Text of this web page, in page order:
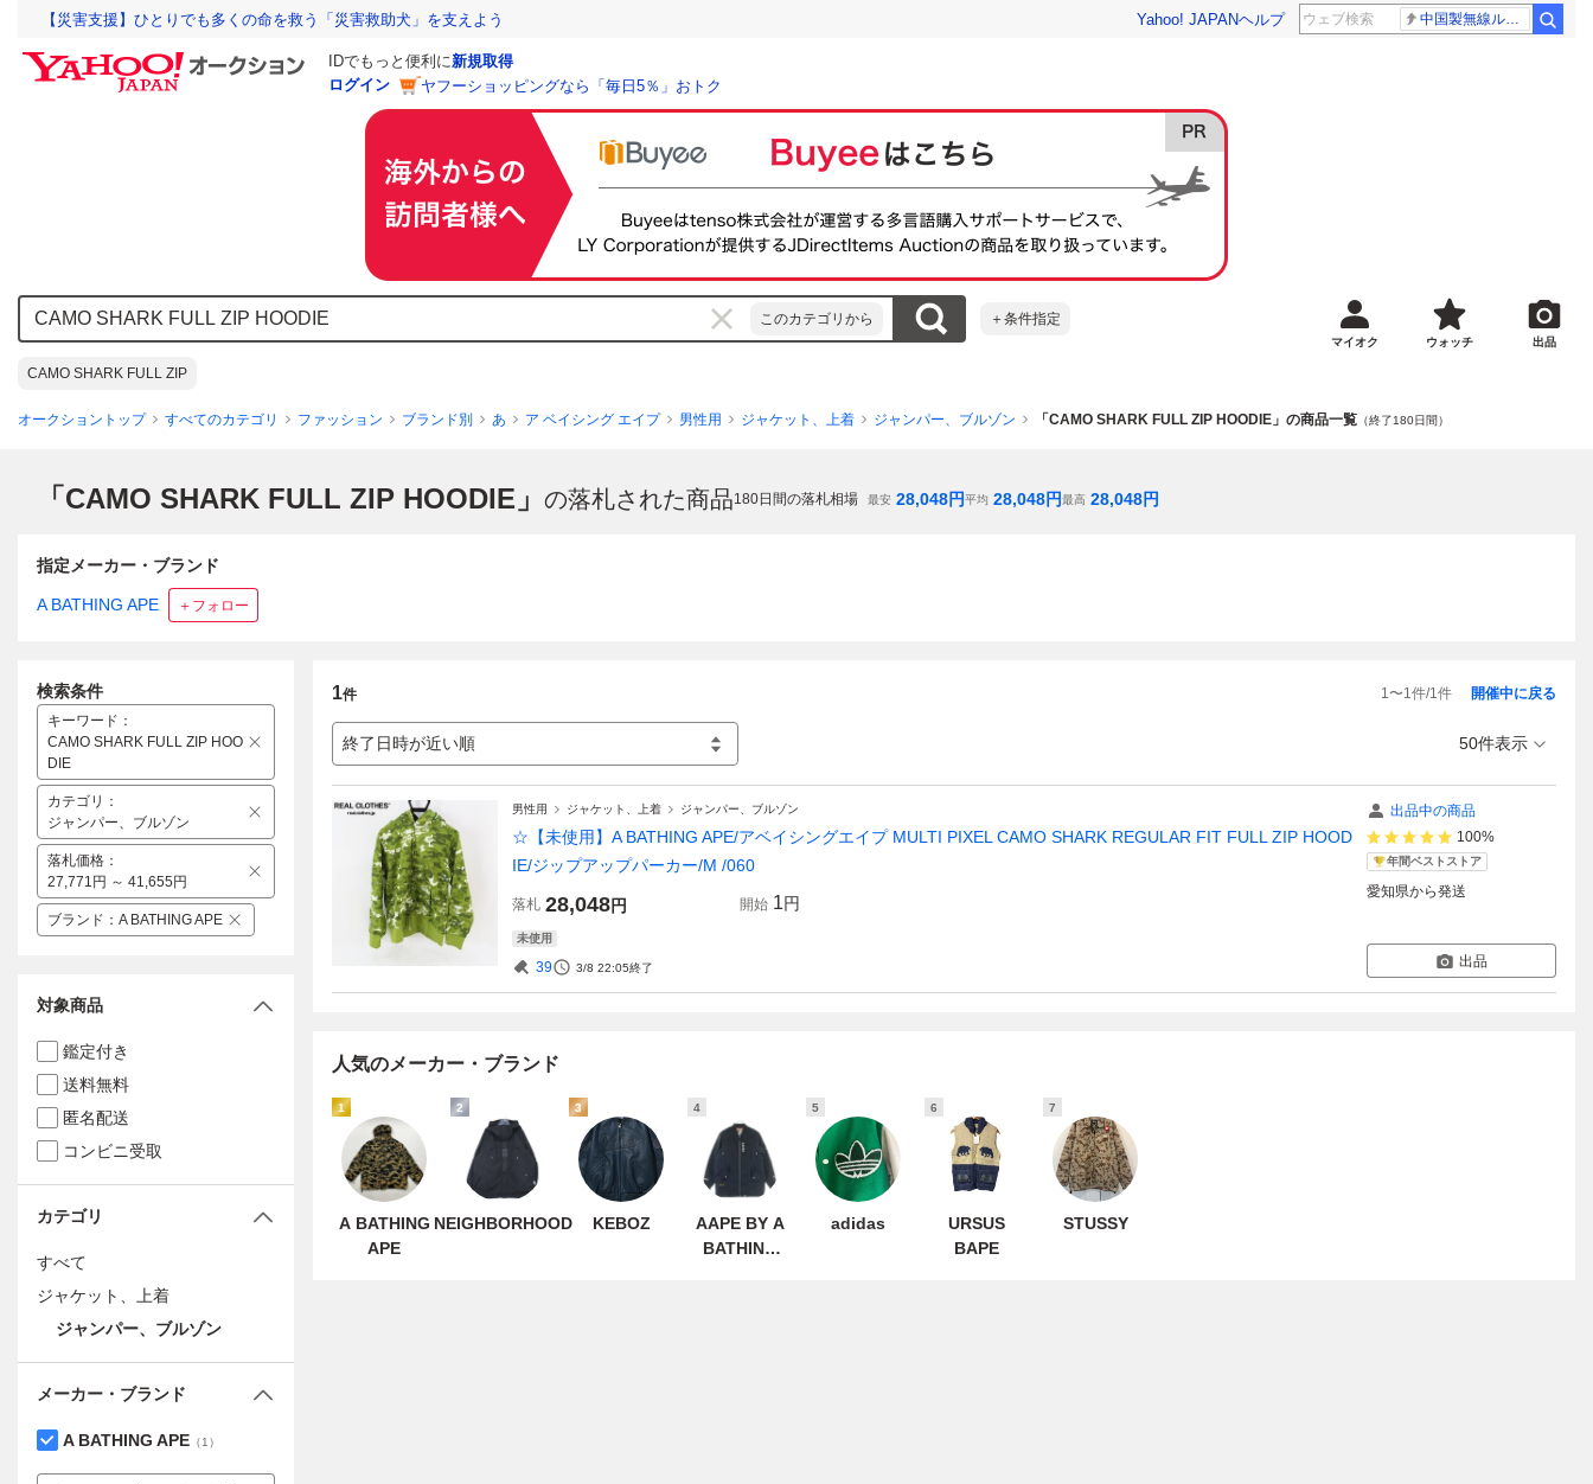
【災害支援】ひとりでも多くの命を救う「災害救助犬」を支えよう Yahoo! JAPANヘルプ 中国製無線ルーター
IDでもっと便利に新規取得
ログイン
ヤフーショッピングなら「毎日5％」おトク
このカテゴリから ＋条件指定
CAMO SHARK FULL ZIP
マイオク ウォッチ 出品
オークショントップ すべてのカテゴリ ファッション ブランド別 あ ア ベイシング エイプ 男性用 ジャケット、上着 ジャンパー、ブルゾン 「CAMO SHARK FULL ZIP HOODIE」の商品一覧 （終了180日間）
「CAMO SHARK FULL ZIP HOODIE」 の落札された商品180日間の落札相場 最安 28,048円平均 28,048円最高 28,048円
指定メーカー・ブランド
A BATHING APE ＋フォロー
1件 1〜1件/1件
終了日時が近い順
開催中に戻る
50件表示
男性用 ジャケット、上着 ジャンパー、ブルゾン
☆【未使用】A BATHING APE/アベイシングエイプ MULTI PIXEL CAMO SHARK REGULAR FIT FULL ZIP HOOD
IE/ジップアップパーカー/M /060
落札 28,048円 開始 1円
未使用
39 3/8 22:05終了
出品中の商品
100%
年間ベストストア
愛知県から発送
出品
人気のメーカー・ブランド
1
A BATHING
APE
2
NEIGHBORHOOD
3
KEBOZ
4
AAPE BY A
BATHING
5
adidas
6
URSUS
BAPE
7
STUSSY
検索条件
キーワード ：
CAMO SHARK FULL ZIP HOO
DIE
カテゴリ ：
ジャンパー、ブルゾン
落札価格 ：
27,771円 ～ 41,655円
ブランド ： A BATHING APE
対象商品
鑑定付き
送料無料
匿名配送
コンビニ受取
カテゴリ
すべて
ジャケット、上着
ジャンパー、ブルゾン
メーカー・ブランド
A BATHING APE （1 ）